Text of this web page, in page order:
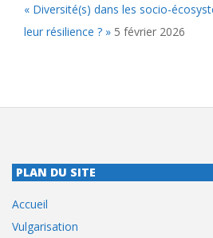
« Diversité(s) dans les socio-
leur résilience ? » 5 février 2026
PLAN DU SITE
Accueil
Vulgarisation